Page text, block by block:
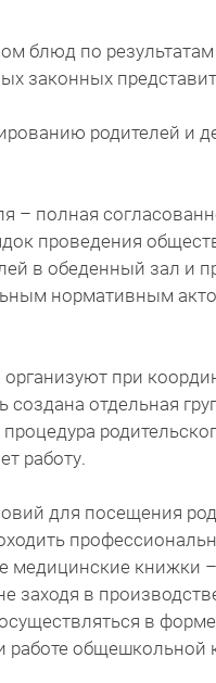
блюд по
законных
родителей и
– полная
проведения
в обеденный зал и
нормативным
при
отдельная
работу.
для посещения
медицинские книжки
заходя в
в
работе общешкольной